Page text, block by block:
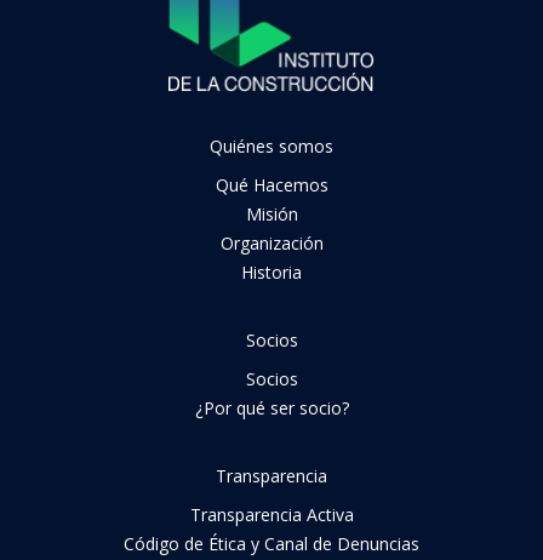
Quiénes somos
Qué Hacemos
Misión
Organización
Historia
Socios
Socios
¿Por qué ser socio?
Transparencia
Transparencia Activa
Código de Ética y Canal de Denuncias